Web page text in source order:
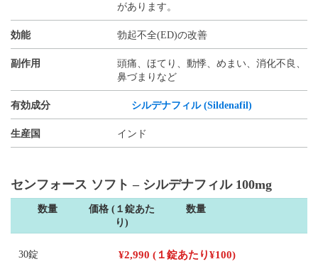
があります。
効能 勃起不全(ED)の改善
副作用
頭痛、ほてり、動悸、めまい、消化不良、
鼻づまりなど
有効成分 シルデナフィル (Sildenafil)
生産国 インド
センフォース ソフト – シルデナフィル 100mg
数量
価格 (１錠あた
り)
数量
30錠 ¥2,990 (１錠あたり¥100)